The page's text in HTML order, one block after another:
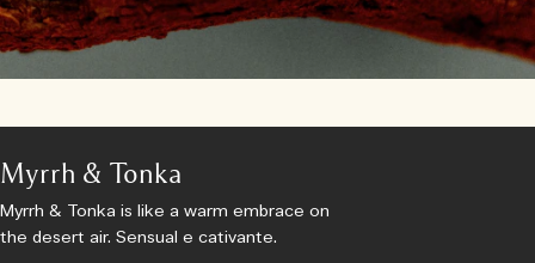
Myrrh & Tonka
Myrrh & Tonka is like a warm embrace on
the desert air. Sensual e cativante.